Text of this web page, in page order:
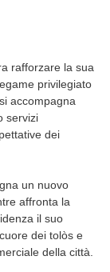
rafforzare la sua
privilegiato
accompagna
servizi
dei
un nuovo
affronta la
il suo
dei tolòs e
della città.